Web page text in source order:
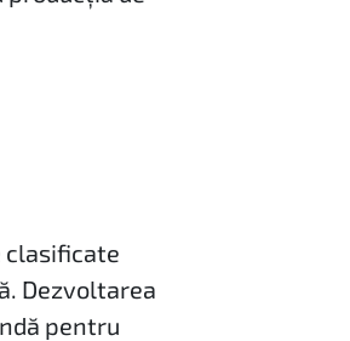
clasificate
Dezvoltarea
pentru